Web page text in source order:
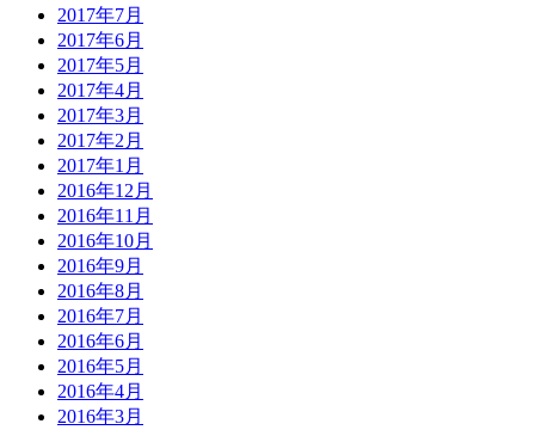
2017年7月
2017年6月
2017年5月
2017年4月
2017年3月
2017年2月
2017年1月
2016年12月
2016年11月
2016年10月
2016年9月
2016年8月
2016年7月
2016年6月
2016年5月
2016年4月
2016年3月